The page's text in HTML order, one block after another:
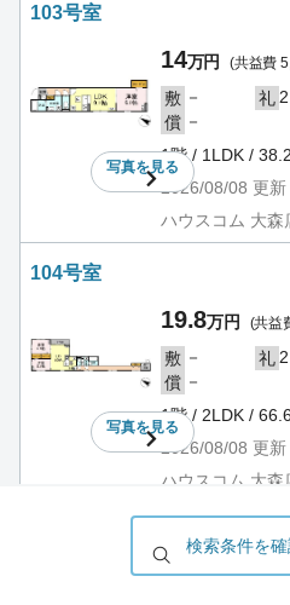
103号室
写真を見る
14万円 (共益費
敷 － 礼
償 －
1階 / 1LDK /
2026/08/08 更新
ハウスコム 大森
104号室
写真を見る
19.8万円 (共益
敷 － 礼
償 －
1階 / 2LDK /
2026/08/08 更新
ハウスコム 大森
19.2万円
検索条件を